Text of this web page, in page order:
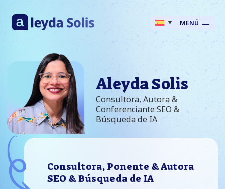
MENÚ
Aleyda Solis
Consultora, Autora &
Conferenciante SEO &
Búsqueda de IA
Consultora, Ponente & Autora
SEO & Búsqueda de IA